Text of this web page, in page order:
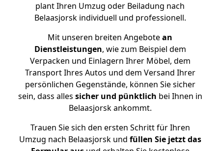
plant Ihren Umzug oder Beiladung nach
Belaasjorsk individuell und professionell.
Mit unseren breiten Angebotean
Dienstleistungen, wie zum Beispiel dem
Verpacken und Einlagern Ihrer Möbel, dem
Transport Ihres Autos und dem Versand Ihrer
persönlichen Gegenstände, können Sie sicher
sein, dass alles sicher und pünktlich bei Ihnen in
Belaasjorsk ankommt.
Trauen Sie sich den ersten Schritt für Ihren
Umzug nach Belaasjorsk und füllen Sie jetzt das